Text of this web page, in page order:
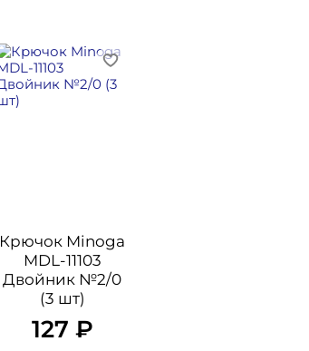
Крючок Minoga
MDL-11103
Двойник №2/0
(3 шт)
127 ₽